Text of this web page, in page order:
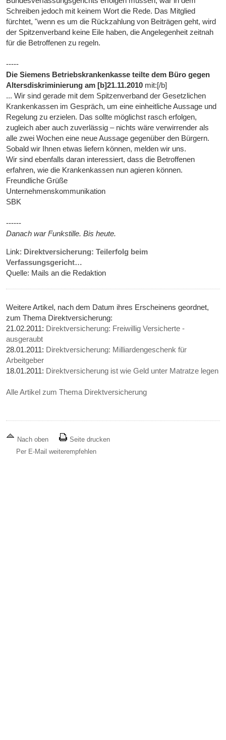
Schreiben jedoch mit keinem Wort die Rede. Das Mitglied
fürchtet, "wenn es um die Rückzahlung von Beiträgen geht, wird
der Spitzenverband keine Eile haben, die Angelegenheit zeitnah
für die Betroffenen zu regeln.
-----
Die Siemens Betriebskrankenkasse teilte dem Büro gegen
Altersdiskriminierung am [b]21.11.2010 mit:[/b]
... Wir sind gerade mit dem Spitzenverband der Gesetzlichen
Krankenkassen im Gespräch, um eine einheitliche Aussage und
Regelung zu erzielen. Das sollte möglichst rasch erfolgen,
zugleich aber auch zuverlässig – nichts wäre verwirrender als
alle zwei Wochen eine neue Aussage gegenüber den Bürgern.
Sobald wir Ihnen etwas liefern können, melden wir uns.
Wir sind ebenfalls daran interessiert, dass die Betroffenen
erfahren, wie die Krankenkassen nun agieren können.
Freundliche Grüße
Unternehmenskommunikation
SBK
------
Danach war Funkstille. Bis heute.
Link: Direktversicherung: Teilerfolg beim
Verfassungsgericht…
Quelle: Mails an die Redaktion
Weitere Artikel, nach dem Datum ihres Erscheinens geordnet,
zum Thema Direktversicherung:
21.02.2011: Direktversicherung: Freiwillig Versicherte -
ausgeraubt
28.01.2011: Direktversicherung: Milliardengeschenk für
Arbeitgeber
18.01.2011: Direktversicherung ist wie Geld unter Matratze legen
Alle Artikel zum Thema Direktversicherung
Nach oben
Seite drucken
Per E-Mail weiterempfehlen